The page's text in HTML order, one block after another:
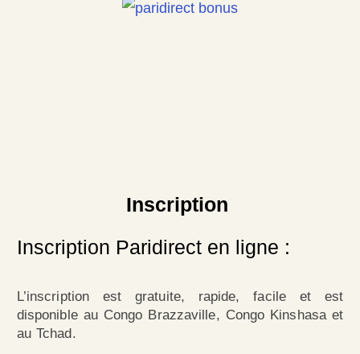
Inscription
Inscription Paridirect en ligne :
L’inscription est gratuite, rapide, facile et est
disponible au Congo Brazzaville, Congo Kinshasa et
au Tchad.